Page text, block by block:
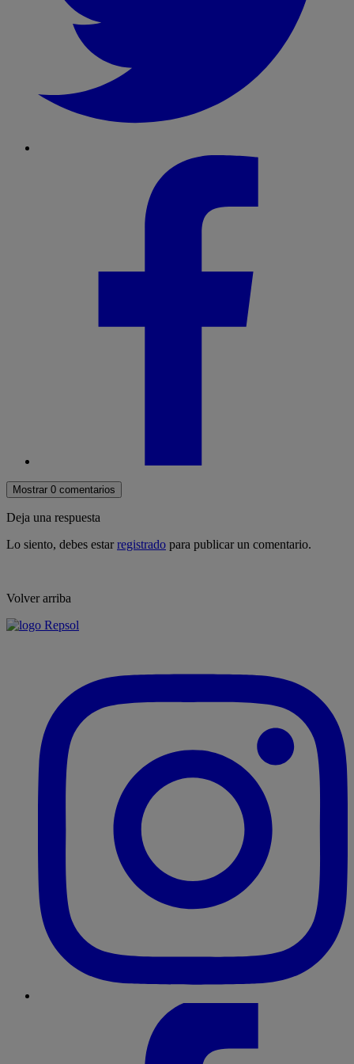
Mostrar 0 comentarios
Deja una respuesta
Lo siento, debes estarregistrado para publicar un comentario.
Volver arriba